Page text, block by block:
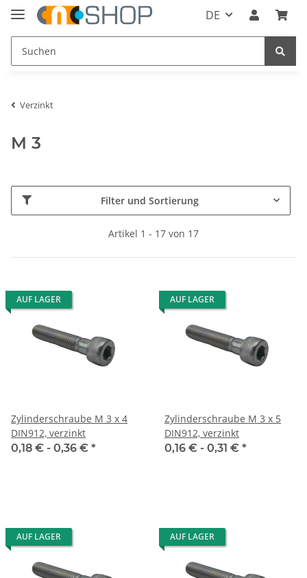
DE
Verzinkt
M 3
Filter und Sortierung
Artikel 1 - 17 von 17
AUF LAGER
Zylinderschraube M 3 x 4
DIN912, verzinkt
0,18 € - 0,36 € *
AUF LAGER
Zylinderschraube M 3 x 5
DIN912, verzinkt
0,16 € - 0,31 € *
AUF LAGER AUF LAGER